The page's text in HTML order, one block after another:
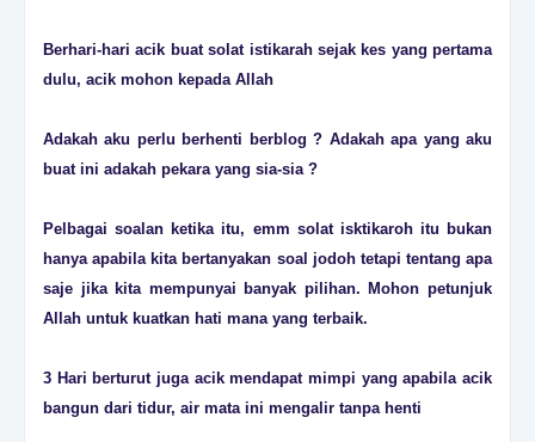
Berhari-hari acik buat solat istikarah sejak kes yang pertama
dulu, acik mohon kepada Allah
Adakah aku perlu berhenti berblog ? Adakah apa yang aku
buat ini adakah pekara yang sia-sia ?
Pelbagai soalan ketika itu, emm solat isktikaroh itu bukan
hanya apabila kita bertanyakan soal jodoh tetapi tentang apa
saje jika kita mempunyai banyak pilihan. Mohon petunjuk
Allah untuk kuatkan hati mana yang terbaik.
3 Hari berturut juga acik mendapat mimpi yang apabila acik
bangun dari tidur, air mata ini mengalir tanpa henti